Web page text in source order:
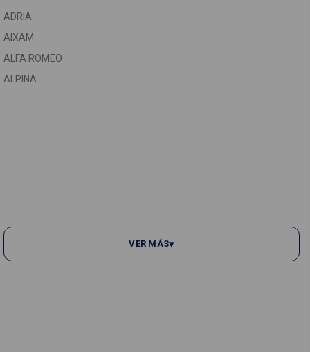
ADRIA
AIXAM
ALFA ROMEO
ALPINA
VER MÁS▾